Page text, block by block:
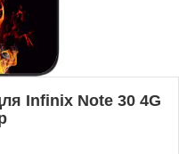
Infinix Note 30 4G